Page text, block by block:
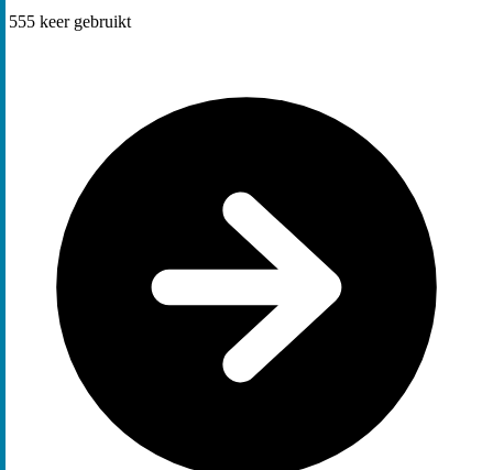
555 keer gebruikt